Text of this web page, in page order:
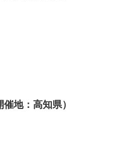
地：高知県）